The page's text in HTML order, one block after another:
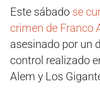
Este sábado se
crimen de Franco
asesinado por un
control realizado
Alem y Los